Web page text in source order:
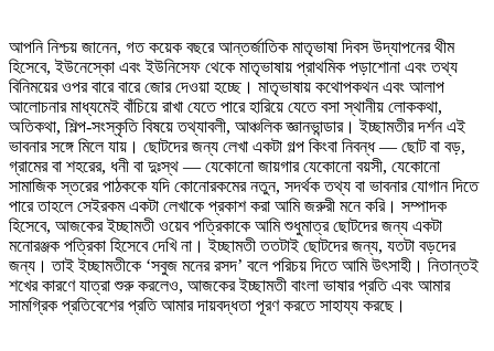
আপনি নিশ্চয় জানেন, গত কয়েক বছরে আন্তর্জাতিক মাতৃভাষা দিবস উদ্‌যাপনের থীম
হিসেবে, ইউনেস্কো এবং ইউনিসেফ থেকে মাতৃভাষায় প্রাথমিক পড়াশোনা এবং তথ্য
বিনিময়ের ওপর বারে বারে জোর দেওয়া হচ্ছে। মাতৃভাষায় কথোপকথন এবং আলাপ
আলোচনার মাধ্যমেই বাঁচিয়ে রাখা যেতে পারে হারিয়ে যেতে বসা স্থানীয় লোককথা,
অতিকথা, শিল্প-সংস্কৃতি বিষয়ে তথ্যাবলী, আঞ্চলিক জ্ঞানভান্ডার। ইচ্ছামতীর দর্শন এই
ভাবনার সঙ্গে মিলে যায়। ছোটদের জন্য লেখা একটা গল্প কিংবা নিবন্ধ — ছোট বা বড়,
গ্রামের বা শহরের, ধনী বা দুঃস্থ — যেকোনো জায়গার যেকোনো বয়সী, যেকোনো
সামাজিক স্তরের পাঠককে যদি কোনোরকমের নতুন, সদর্থক তথ্য বা ভাবনার যোগান দিতে
পারে তাহলে সেইরকম একটা লেখাকে প্রকাশ করা আমি জরুরী মনে করি। সম্পাদক
হিসেবে, আজকের ইচ্ছামতী ওয়েব পত্রিকাকে আমি শুধুমাত্র ছোটদের জন্য একটা
মনোরঞ্জক পত্রিকা হিসেবে দেখি না। ইচ্ছামতী ততটাই ছোটদের জন্য, যতটা বড়দের
জন্য। তাই ইচ্ছামতীকে ‘সবুজ মনের রসদ’ বলে পরিচয় দিতে আমি উৎসাহী। নিতান্তই
শখের কারণে যাত্রা শুরু করলেও, আজকের ইচ্ছামতী বাংলা ভাষার প্রতি এবং আমার
সামগ্রিক প্রতিবেশের প্রতি আমার দায়বদ্ধতা পূরণ করতে সাহায্য করছে।